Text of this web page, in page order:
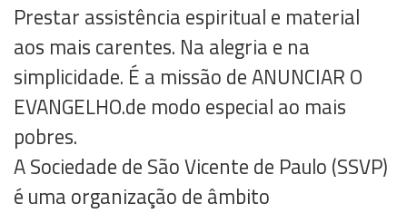
Prestar assistência espiritual e material
aos mais carentes. Na alegria e na
simplicidade. É a missão de ANUNCIAR O
EVANGELHO.de modo especial ao mais
pobres.
A Sociedade de São Vicente de Paulo (SSVP)
é uma organização de âmbito